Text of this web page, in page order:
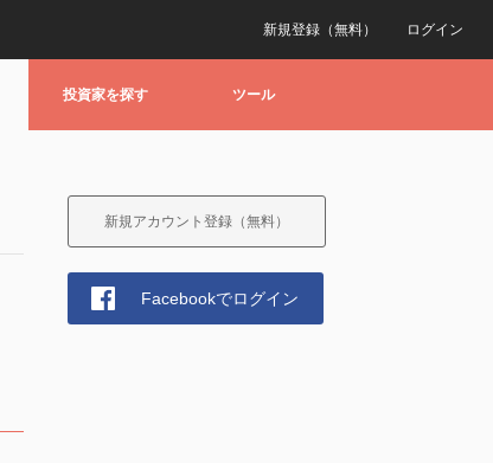
ログイン
新規登録（無料）
投資家を探す ツール
新規アカウント登録（無料）
Facebookでログイン